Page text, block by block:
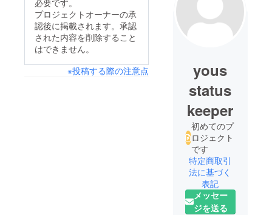
必要です。
プロジェクトオーナーの承
認後に掲載されます。承認
された内容を削除すること
はできません。
※投稿する際の注意点
yous
status
keeper
初めてのプ
ロジェクト
です
特定商取引
法に基づく
表記
メッセー
ジを送る